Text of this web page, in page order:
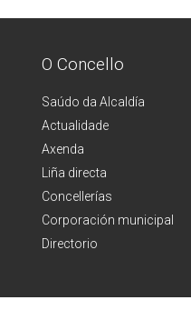
O Concello
Saúdo da Alcaldía
Actualidade
Axenda
Liña directa
Concellerías
Corporación municipal
Directorio